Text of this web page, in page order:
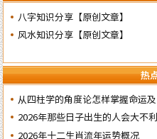
八字知识分享【原创文章】
风水知识分享【原创文章】
热
从四柱学的角度论怎样掌握命运
祸
2026年那些日子出生的人会大不
2026年十二生肖流年运势概况